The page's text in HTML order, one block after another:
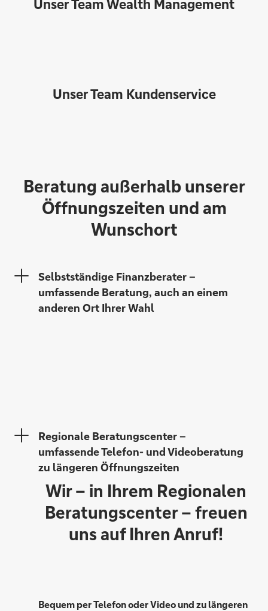
Unser Team Wealth Management
Unser Team Kundenservice
Heike Freitag
Beratung außerhalb unserer
Öffnungszeiten und am
Wunschort
Selbstständige Finanzberater –
umfassende Beratung, auch an einem
anderen Ort Ihrer Wahl
Regionale Beratungscenter –
umfassende Telefon- und Videoberatung
zu längeren Öffnungszeiten
Wir – in Ihrem Regionalen
Beratungscenter – freuen
uns auf Ihren Anruf!
Bequem per Telefon oder Video und zu längeren